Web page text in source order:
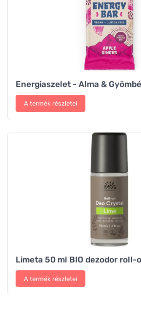
Energiaszelet - Alma &
A termék részletei
Limeta 50 ml BIO dezodor roll-
A termék részletei